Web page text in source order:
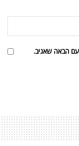
הבאה שאגיב.